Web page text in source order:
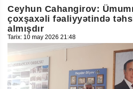
Ceyhun Cahangirov:
çoxşaxəli fəaliyyətində
almışdır
Tarix: 10 may 2026 21:48